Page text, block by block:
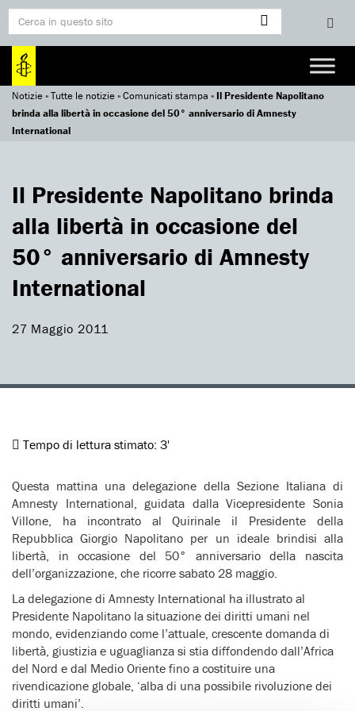
Notizie»Tutte le notizie»Comunicati stampa »Il Presidente Napolitano
brinda alla libertà in occasione del 50° anniversario di Amnesty
International
Il Presidente Napolitano brinda
alla libertà in occasione del
50° anniversario di Amnesty
International
27 Maggio 2011
Tempo di lettura stimato: 3'
Questa mattina una delegazione della Sezione Italiana di
Amnesty International, guidata dalla Vicepresidente Sonia
Villone, ha incontrato al Quirinale il Presidente della
Repubblica Giorgio Napolitano per un ideale brindisi alla
libertà, in occasione del 50° anniversario della nascita
dell’organizzazione, che ricorre sabato 28 maggio.
La delegazione di Amnesty International ha illustrato al
Presidente Napolitano la situazione dei diritti umani nel
mondo, evidenziando come l’attuale, crescente domanda di
libertà, giustizia e uguaglianza si stia diffondendo dall’Africa
del Nord e dal Medio Oriente fino a costituire una
rivendicazione globale, ‘alba di una possibile rivoluzione dei
diritti umani’.